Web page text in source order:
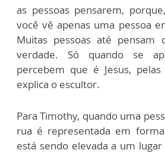
as pessoas pensarem,
você vê apenas uma pessoa
Muitas pessoas até pensam
verdade. Só quando se
percebem que é Jesus,
explica o escultor.
Para Timothy, quando uma
rua é representada em
está sendo elevada a um